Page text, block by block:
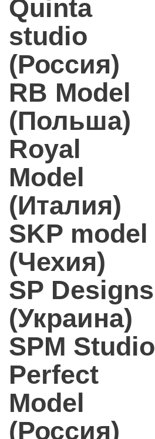
Quinta
studio
(Россия)
RB Model
(Польша)
Royal
Model
(Италия)
SKP model
(Чехия)
SP Designs
(Украина)
SPM Studio
Perfect
Model
(Россия)